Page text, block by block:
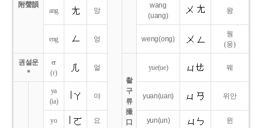
附聲韻
ang 앙
wang
(uang)
왕
eng 엉 weng(ong)
웡
(웅)
권설운
*
er
(r)
얼
촬
구
류
撮
口
yue(ue) 웨
ya
(ia)
야 yuan(uan) 위안
yo 요 yun(un) 윈